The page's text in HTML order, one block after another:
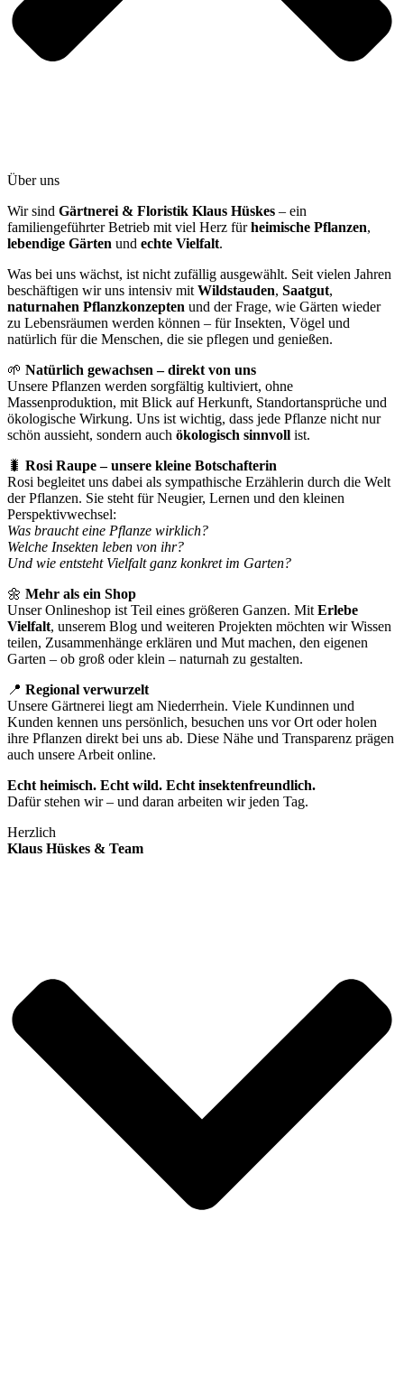
Über uns
Wir sind Gärtnerei & Floristik Klaus Hüskes – ein
familiengeführter Betrieb mit viel Herz fürheimische Pflanzen,
lebendige Gärten und echte Vielfalt.
Was bei uns wächst, ist nicht zufällig ausgewählt. Seit vielen Jahren
beschäftigen wir uns intensiv mit Wildstauden, Saatgut,
naturnahen Pflanzkonzepten und der Frage, wie Gärten wieder
zu Lebensräumen werden können – für Insekten, Vögel und
natürlich für die Menschen, die sie pflegen und genießen.
🌱 Natürlich gewachsen – direkt von uns
Unsere Pflanzen werden sorgfältig kultiviert, ohne
Massenproduktion, mit Blick auf Herkunft, Standortansprüche und
ökologische Wirkung. Uns ist wichtig, dass jede Pflanze nicht nur
schön aussieht, sondern auch ökologisch sinnvoll ist.
🐛 Rosi Raupe – unsere kleine Botschafterin
Rosi begleitet uns dabei als sympathische Erzählerin durch die Welt
der Pflanzen. Sie steht für Neugier, Lernen und den kleinen
Perspektivwechsel:
Was braucht eine Pflanze wirklich?
Welche Insekten leben von ihr?
Und wie entsteht Vielfalt ganz konkret im Garten?
🌼 Mehr als ein Shop
Unser Onlineshop ist Teil eines größeren Ganzen. Mit Erlebe
Vielfalt, unserem Blog und weiteren Projekten möchten wir Wissen
teilen, Zusammenhänge erklären und Mut machen, den eigenen
Garten – ob groß oder klein – naturnah zu gestalten.
📍 Regional verwurzelt
Unsere Gärtnerei liegt am Niederrhein. Viele Kundinnen und
Kunden kennen uns persönlich, besuchen uns vor Ort oder holen
ihre Pflanzen direkt bei uns ab. Diese Nähe und Transparenz prägen
auch unsere Arbeit online.
Echt heimisch. Echt wild. Echt insektenfreundlich.
Dafür stehen wir – und daran arbeiten wir jeden Tag.
Herzlich
Klaus Hüskes & Team